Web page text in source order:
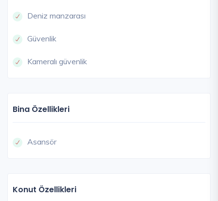
Deniz manzarası
Güvenlik
Kameralı güvenlik
Bina Özellikleri
Asansör
Konut Özellikleri